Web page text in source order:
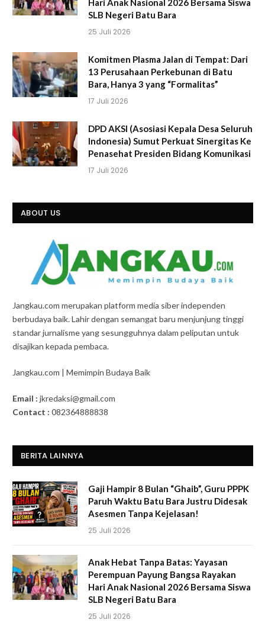
Hari Anak Nasional 2026 Bersama Siswa
SLB Negeri Batu Bara
25 Juli 2026
Komitmen Plasma Jalan di Tempat: Dari
13 Perusahaan Perkebunan di Batu
Bara, Hanya 3 yang “Formalitas”
17 Juli 2026
DPD AKSI (Asosiasi Kepala Desa Seluruh
Indonesia) Sumut Perkuat Sinergitas Ke
Penasehat Presiden Bidang Komunikasi
17 Juli 2026
ABOUT US
Jangkau.com merupakan platform media siber independen
berbudaya baik. Lahir dengan semangat baru menjunjung tinggi
standar jurnalisme yang sesungguhnya dalam peliputan untuk
disajikan kepada pembaca.
Jangkau.com | Memimpin Budaya Baik
Email : jkredaksi@gmail.com
Contact : 082364888838
BERITA LAINNYA
Gaji Hampir 8 Bulan “Ghaib”, Guru PPPK
Paruh Waktu Batu Bara Justru Didesak
Asesmen Tanpa Kejelasan!
25 Juli 2026
Anak Hebat Tanpa Batas: Yayasan
Perempuan Payung Bangsa Rayakan
Hari Anak Nasional 2026 Bersama Siswa
SLB Negeri Batu Bara
25 Juli 2026